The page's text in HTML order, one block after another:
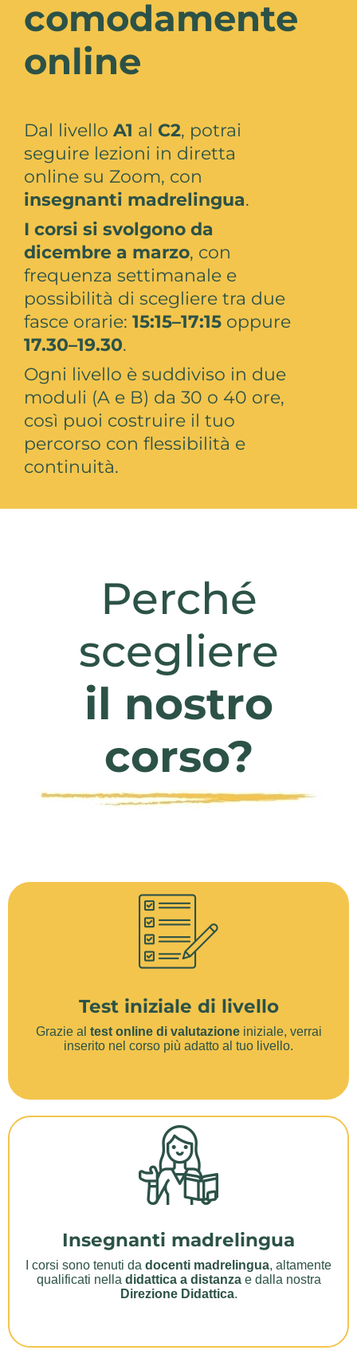
comodamente
online
Dal livello A1 al C2, potrai
seguire lezioni in diretta
online su Zoom, con
insegnanti madrelingua.
I corsi si svolgono da
dicembre a marzo, con
frequenza settimanale e
possibilità di scegliere tra due
fasce orarie: 15:15–17:15 oppure
17.30–19.30.
Ogni livello è suddiviso in due
moduli (A e B) da 30 o 40 ore,
così puoi costruire il tuo
percorso con flessibilità e
continuità.
Perché
scegliere
il nostro
corso?
Test iniziale di livello
Grazie al test online di valutazioneiniziale, verrai
inserito nel corso più adatto al tuo livello.
Insegnanti madrelingua
I corsi sono tenuti da docenti madrelingua, altamente
qualificati nella didattica a distanzae dalla nostra
Direzione Didattica.